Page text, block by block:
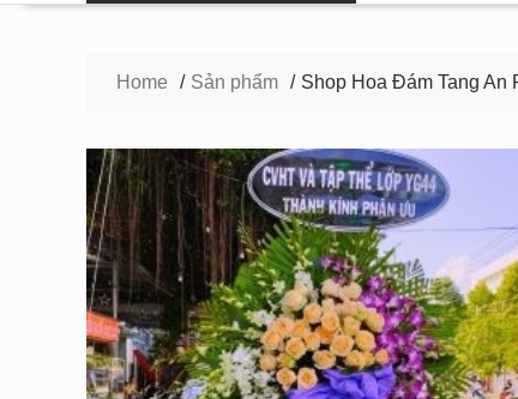
Home Sản phẩm Shop Hoa Đám Tang An